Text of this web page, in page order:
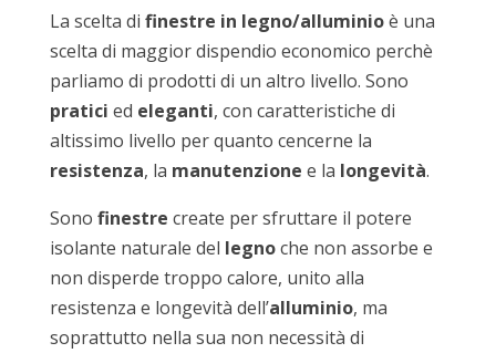
La scelta di finestre in legno/alluminioè una
scelta di maggior dispendio economico perchè
parliamo di prodotti di un altro livello. Sono
pratici ed eleganti, con caratteristiche di
altissimo livello per quanto cencerne la
resistenza, la manutenzione e la longevità.
Sono finestre create per sfruttare il potere
isolante naturale del legnoche non assorbe e
non disperde troppo calore, unito alla
resistenza e longevità dell’alluminio, ma
soprattutto nella sua non necessità di